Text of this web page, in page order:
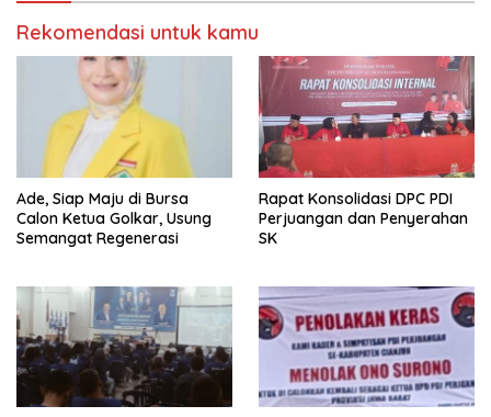
Rekomendasi untuk kamu
Ade, Siap Maju di Bursa
Calon Ketua Golkar, Usung
Semangat Regenerasi
Rapat Konsolidasi DPC PDI
Perjuangan dan Penyerahan